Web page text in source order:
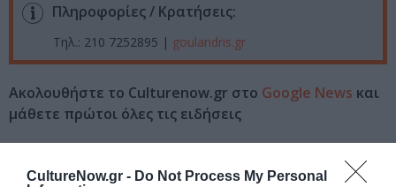
CultureNow.gr - Do Not Process My Personal
Πληροφορίες / Κρατήσεις:
Τηλ.: 210 7252895 | goulandris.gr
Ακολουθήστε το Culturenow.gr στο Google News και
μάθετε πρώτοι όλες τις ειδήσεις
Πολιτισμό στοCulturenow.gr